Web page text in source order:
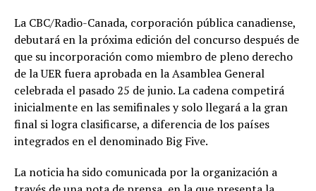
La CBC/Radio-Canada, corporación pública canadiense,
debutará en la próxima edición del concurso después de
que su incorporación como miembro de pleno derecho
de la UER fuera aprobada en la Asamblea General
celebrada el pasado 25 de junio. La cadena competirá
inicialmente en las semifinales y solo llegará a la gran
final si logra clasificarse, a diferencia de los países
integrados en el denominado Big Five.
La noticia ha sido comunicada por la organización a